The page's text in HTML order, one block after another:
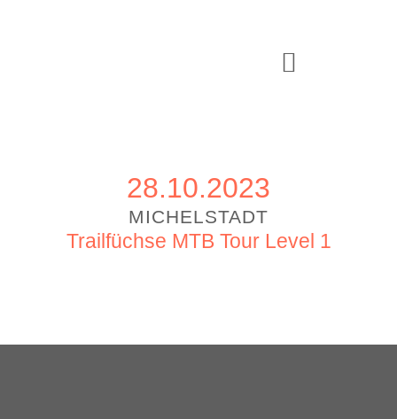
28.10.2023
MICHELSTADT
Trailfüchse MTB Tour Level 1